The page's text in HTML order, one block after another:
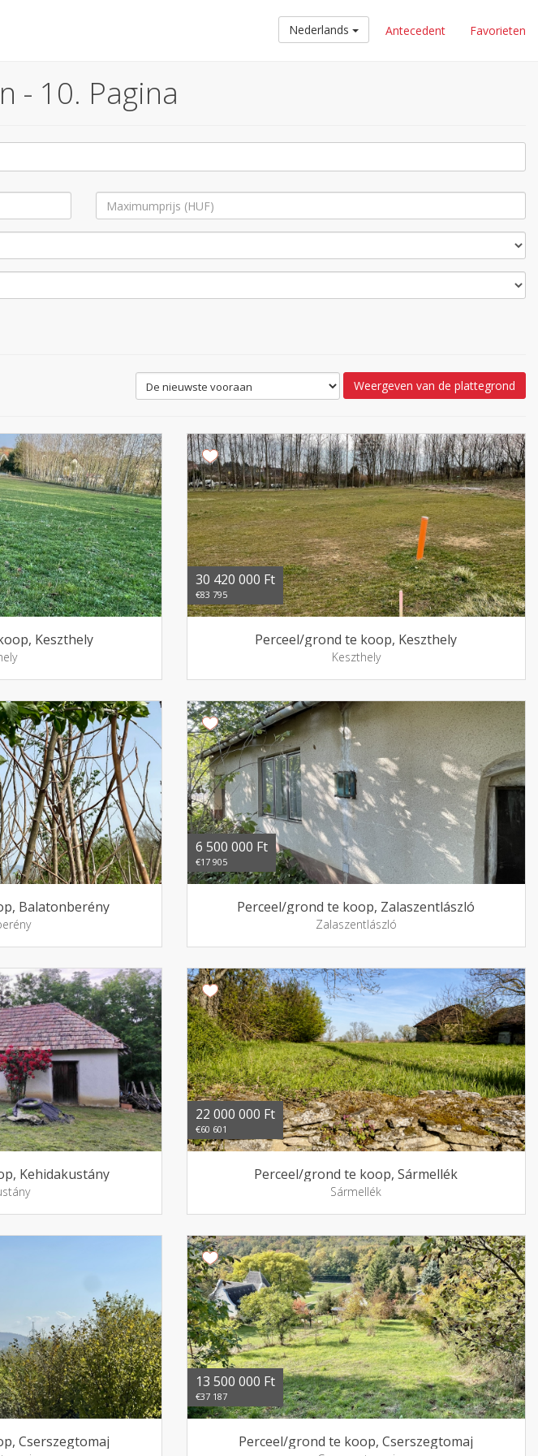
Nederlands Antecedent Favorieten
- 10. Pagina
Weergeven van de plattegrond
Keszthely
30 420 000 Ft
€83 795
Perceel/grond te koop, Keszthely
Keszthely
Balatonberény
6 500 000 Ft
€17 905
Perceel/grond te koop, Zalaszentlászló
Zalaszentlászló
Kehidakustány
22 000 000 Ft
€60 601
Perceel/grond te koop, Sármellék
Sármellék
Cserszegtomaj
13 500 000 Ft
€37 187
Perceel/grond te koop, Cserszegtomaj